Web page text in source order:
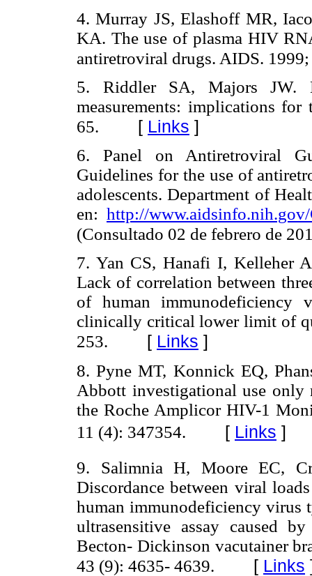
4. Murray JS, Elashoff MR,
KA. The use of plasma HIV
antiretroviral drugs. AIDS.
5. Riddler SA, Majors JW.
measurements: implications
65. [ Links ]
6. Panel on Antiretroviral
Guidelines for the use of
adolescents. Department of
en: http://
(Consultado 02 de febrero de
7. Yan CS, Hanafi I, Kelleher
Lack of correlation between
of human
clinically critical lower limit of
253. [ Links ]
8. Pyne MT, Konnick EQ,
Abbott investigational use only
the Roche Amplicor HIV-1
11 (4): 347354. [ Links ]
9. Salimnia H, Moore EC,
Discordance between viral
human immunodeficiency virus
ultrasensitive assay caused
Becton- Dickinson vacutainer
43 (9): 4635- 4639. [ Links